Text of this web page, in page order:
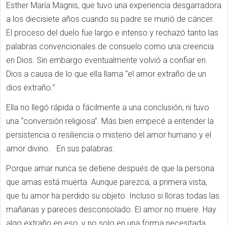
Esther María Magnis, que tuvo una experiencia desgarradora
a los diecisiete años cuando su padre se murió de cáncer.
El proceso del duelo fue largo e intenso y rechazó tanto las
palabras convencionales de consuelo como una creencia
en Dios. Sin embargo eventualmente volvió a confiar en
Dios a causa de lo que ella llama “el amor extraño de un
dios extraño.”
Ella no llegó rápida o fácilmente a una conclusión, ni tuvo
una “conversión religiosa”. Más bien empecé a entender la
persistencia o resiliencia o misterio del amor humano y el
amor divino. En sus palabras:
Porque amar nunca se detiene después de que la persona
que amas está muerta. Aunque parezca, a primera vista,
que tu amor ha perdido su objeto. Incluso si lloras todas las
mañanas y pareces desconsolado. El amor no muere. Hay